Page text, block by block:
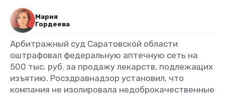
Мария
Гордеева
Арбитражный суд Саратовской области
оштрафовал федеральную аптечную сеть на
500 тыс. руб. за продажу лекарств, подлежащих
изъятию. Росздравнадзор установил, что
компания не изолировала недоброкачественные